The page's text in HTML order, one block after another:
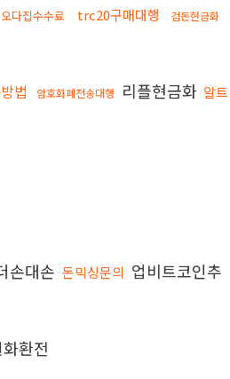
오다집수수료 trc20구매대행 검돈현금화
법 암호화폐전송대행 리플현금화 알트
손대손 돈믹싱문의 업비트코인추
환전